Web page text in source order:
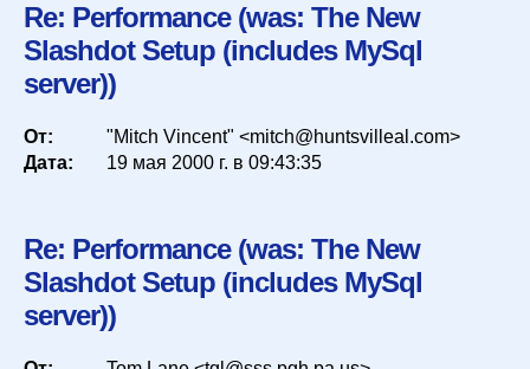
Re: Performance (was: The New
Slashdot Setup (includes MySql
server))
От:
"Mitch Vincent" <mitch@huntsvilleal.com>
Дата:
19 мая 2000 г. в 09:43:35
Re: Performance (was: The New
Slashdot Setup (includes MySql
server))